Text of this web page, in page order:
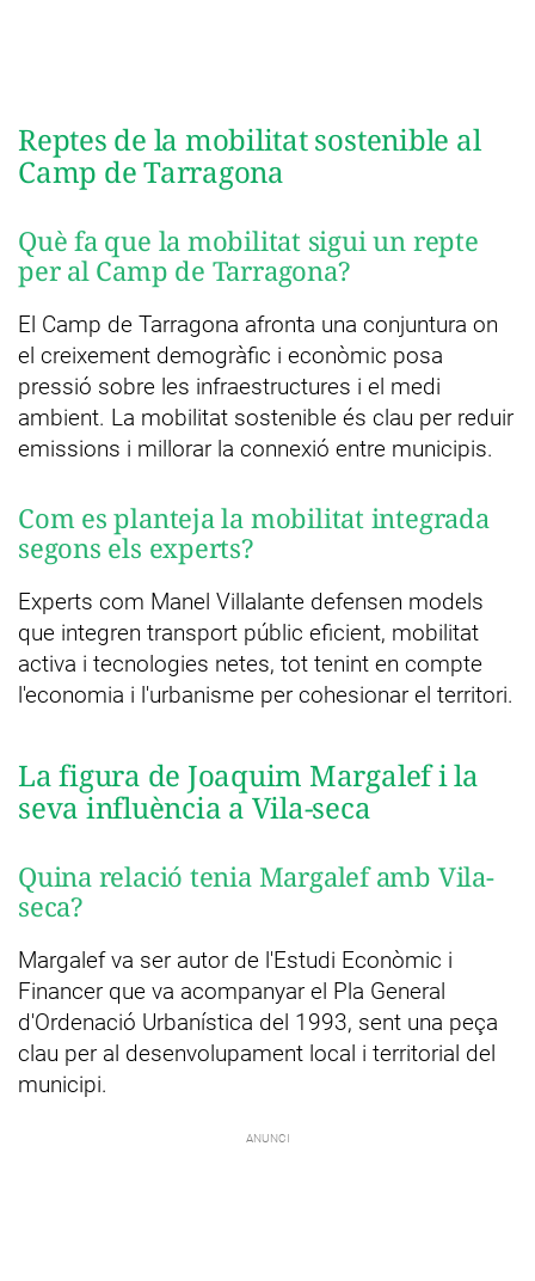
Reptes de la mobilitat sostenible al
Camp de Tarragona
Què fa que la mobilitat sigui un repte
per al Camp de Tarragona?
El Camp de Tarragona afronta una conjuntura on
el creixement demogràfic i econòmic posa
pressió sobre les infraestructures i el medi
ambient. La mobilitat sostenible és clau per reduir
emissions i millorar la connexió entre municipis.
Com es planteja la mobilitat integrada
segons els experts?
Experts com Manel Villalante defensen models
que integren transport públic eficient, mobilitat
activa i tecnologies netes, tot tenint en compte
l'economia i l'urbanisme per cohesionar el territori.
La figura de Joaquim Margalef i la
seva influència a Vila-seca
Quina relació tenia Margalef amb Vila-
seca?
Margalef va ser autor de l'Estudi Econòmic i
Financer que va acompanyar el Pla General
d'Ordenació Urbanística del 1993, sent una peça
clau per al desenvolupament local i territorial del
municipi.